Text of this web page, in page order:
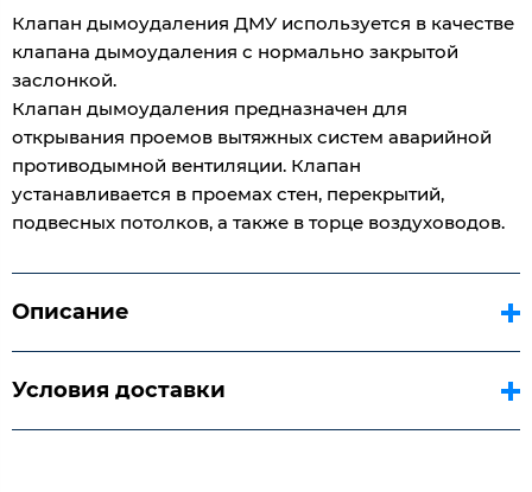
Клапан дымоудаления ДМУ используется в качестве
клапана дымоудаления с нормально закрытой
заслонкой.
Клапан дымоудаления предназначен для
открывания проемов вытяжных систем аварийной
противодымной вентиляции. Клапан
устанавливается в проемах стен, перекрытий,
подвесных потолков, а также в торце воздуховодов.
Описание
Условия доставки